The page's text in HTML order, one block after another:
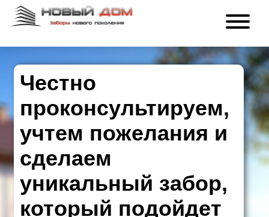
Честно
проконсультируем,
учтем пожелания и
сделаем
уникальный забор,
который подойдет